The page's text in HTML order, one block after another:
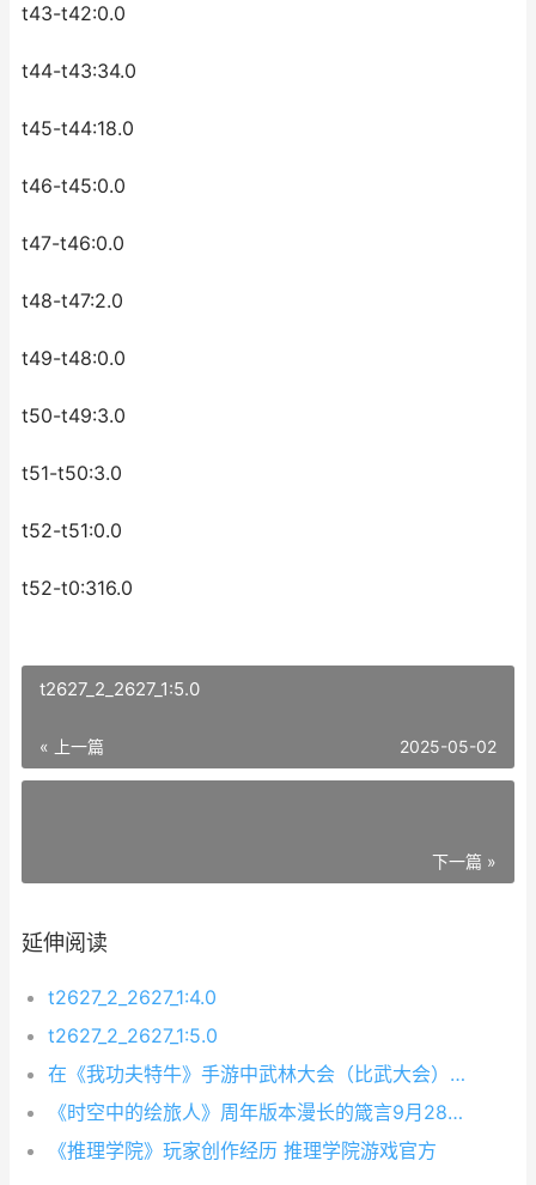
t43-t42:0.0
t44-t43:34.0
t45-t44:18.0
t46-t45:0.0
t47-t46:0.0
t48-t47:2.0
t49-t48:0.0
t50-t49:3.0
t51-t50:3.0
t52-t51:0.0
t52-t0:316.0
t2627_2_2627_1:5.0
« 上一篇 2025-05-02
下一篇 »
延伸阅读
t2627_2_2627_1:4.0
t2627_2_2627_1:5.0
在《我功夫特牛》手游中武林大会（比武大会）玩法在游戏中是主要玩法之一，那么武林大会该怎么打呢？下面九游手游网小编就给大家带来了《我功夫特牛》武林大会攻略大全介绍，欢迎大家围观！
《时空中的绘旅人》周年版本漫长的箴言9月28日开启
《推理学院》玩家创作经历 推理学院游戏官方